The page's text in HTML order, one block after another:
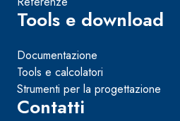
Tools e download
Documentazione
Tools e calcolatori
Strumenti per la progettazione
Contatti